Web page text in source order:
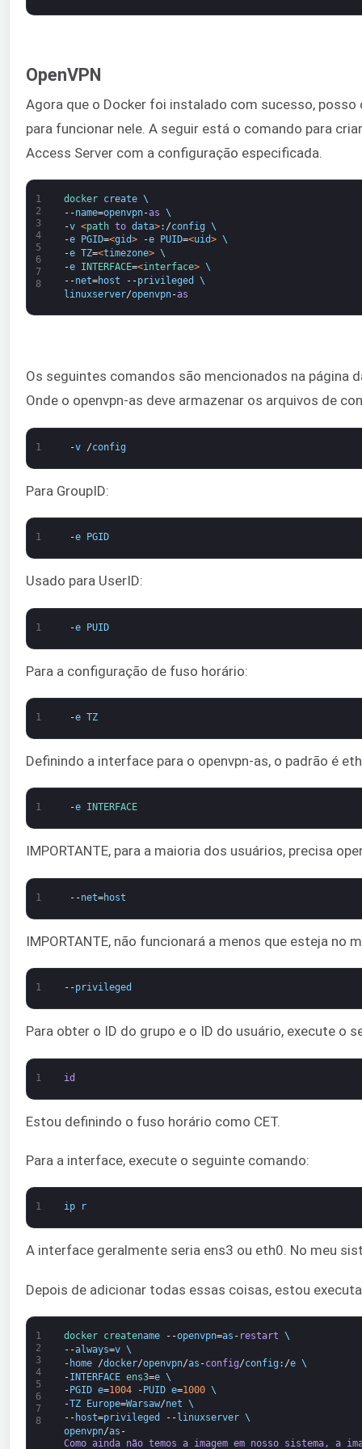
OpenVPN
Agora que o Docker foi instalado com sucesso, posso
para funcionar nele. A seguir está o comando para
Access Server com a configuração especificada.
1
2
3
4
5
6
7
8
docker create \
--name=openvpn-as \
-v <path to data>: /config \
-e PGID=<gid> -e PUID=<uid> \
-e TZ=<timezone> \
-e INTERFACE=<interface> \
--net=host --privileged
\
linuxserver/openvpn-as
Os seguintes comandos são mencionados na página
Onde o openvpn-as deve armazenar os arquivos de
1 -v /config
Para GroupID:
1 -e PGID
Usado para UserID:
1 -e PUID
Para a configuração de fuso horário:
1 -e TZ
Definindo a interface para o openvpn-as, o padrão é
1 -e INTERFACE
IMPORTANTE, para a maioria dos usuários, precisa
1 --net=host
IMPORTANTE, não funcionará a menos que esteja no
1 --privileged
Para obter o ID do grupo e o ID do usuário, execute o
1 id
Estou definindo o fuso horário como CET.
Para a interface, execute o seguinte comando:
1 ip r
A interface geralmente seria ens3 ou eth0. No meu
Depois de adicionar todas essas coisas, estou
1
2
3
4
5
6
7
8
docker createname --openvpn=as - restart \
--always=v \
- home /docker/openvpn/as -config/config : /e \
-INTERFACE ens3=e \
- PGID e=1004 - PUID e=1000 \
-TZ Europe=Warsaw/net \
-- host=privileged -- linuxserver \
openvpn/as -
Como ainda não temos a imagem em nosso sistema, a